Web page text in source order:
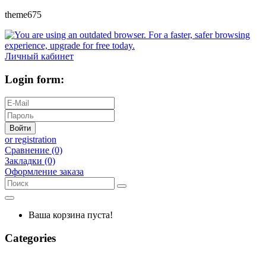
theme675
Личный кабинет
Login form:
Войти
or registration
Сравнение (0)
Закладки (0)
Оформление заказа
Ваша корзина пуста!
Categories